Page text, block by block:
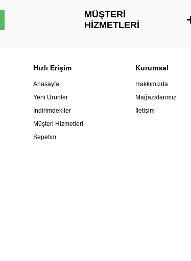
MÜŞTERI
HIZMETLERI
Hızlı Erişim
Anasayfa
Yeni Ürünler
İndirimdekiler
Müşteri Hizmetleri
Sepetim
Kurumsal
Hakkımızda
Mağazalarımız
İletişim